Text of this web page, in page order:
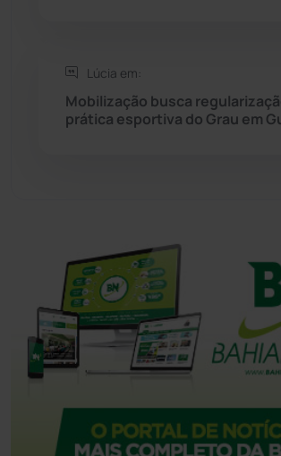
Lúcia em:
Mobilização busca
prática esportiva do Grau em